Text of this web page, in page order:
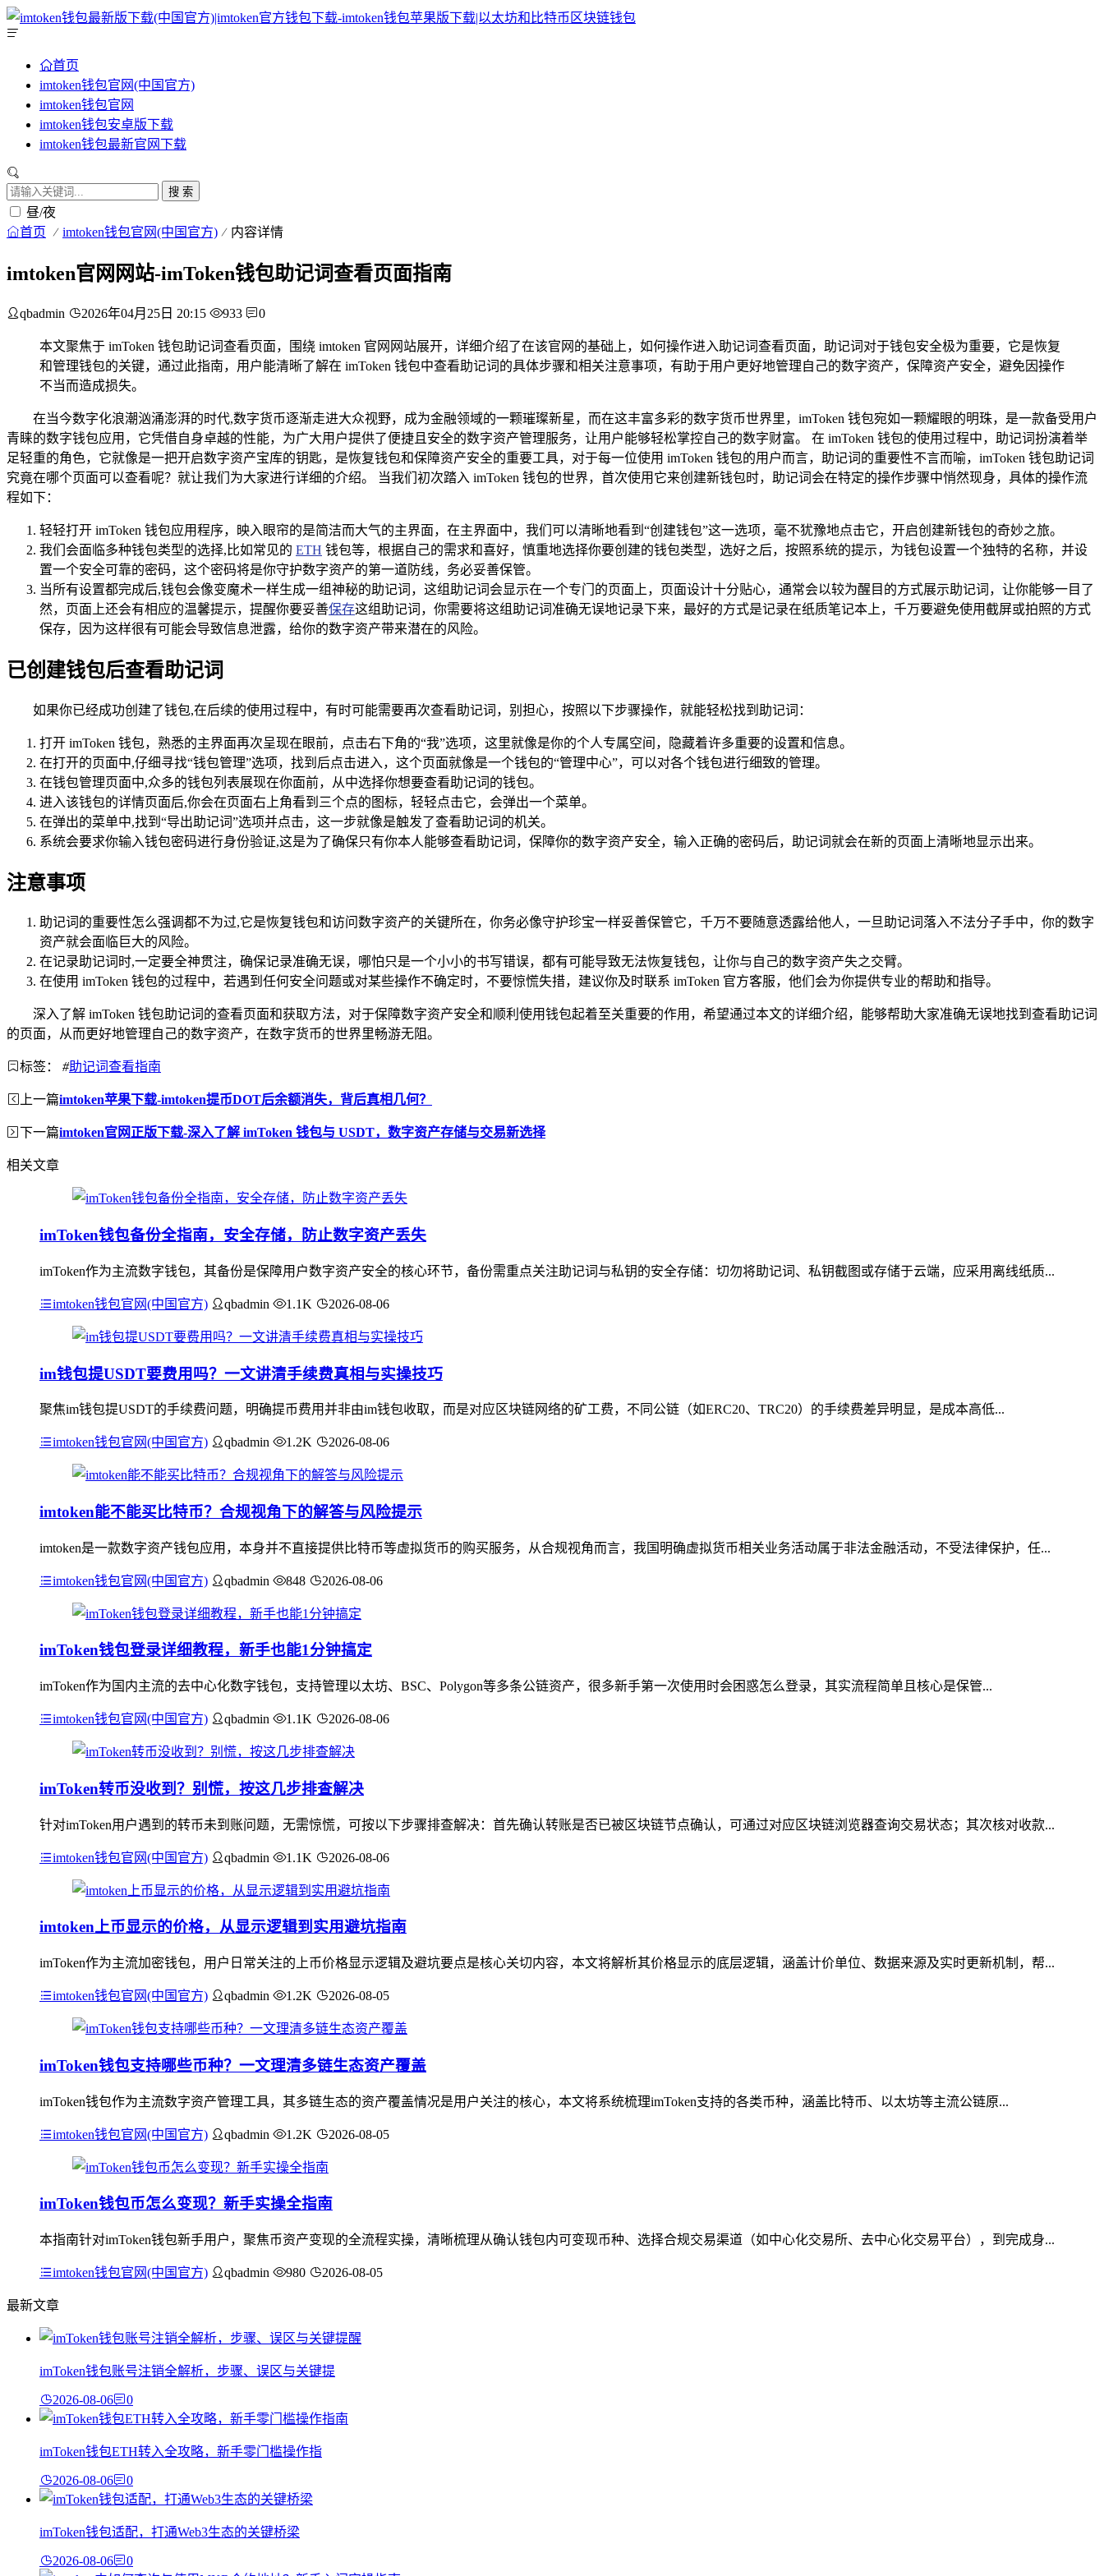
首页
imtoken钱包官网(中国官方)
imtoken钱包官网
imtoken钱包安卓版下载
imtoken钱包最新官网下载
搜 索
昼/夜
首页 imtoken钱包官网(中国官方) 内容详情
imtoken官网网站-imToken钱包助记词查看页面指南
qbadmin 2026年04月25日 20:15 933 0
本文聚焦于 imToken 钱包助记词查看页面，围绕 imtoken 官网网站展开，详细介绍了在该官网的基础上，如何操作进入助记词查看页面，助记词对于钱包安全极为重要，它是恢复
和管理钱包的关键，通过此指南，用户能清晰了解在 imToken 钱包中查看助记词的具体步骤和相关注意事项，有助于用户更好地管理自己的数字资产，保障资产安全，避免因操作
不当而造成损失。
在当今数字化浪潮汹涌澎湃的时代,数字货币逐渐走进大众视野，成为金融领域的一颗璀璨新星，而在这丰富多彩的数字货币世界里，imToken 钱包宛如一颗耀眼的明珠，是一款备受用户
青睐的数字钱包应用，它凭借自身卓越的性能，为广大用户提供了便捷且安全的数字资产管理服务，让用户能够轻松掌控自己的数字财富。 在 imToken 钱包的使用过程中，助记词扮演着举
足轻重的角色，它就像是一把开启数字资产宝库的钥匙，是恢复钱包和保障资产安全的重要工具，对于每一位使用 imToken 钱包的用户而言，助记词的重要性不言而喻，imToken 钱包助记词
究竟在哪个页面可以查看呢？就让我们为大家进行详细的介绍。 当我们初次踏入 imToken 钱包的世界，首次使用它来创建新钱包时，助记词会在特定的操作步骤中悄然现身，具体的操作流
程如下：
轻轻打开 imToken 钱包应用程序，映入眼帘的是简洁而大气的主界面，在主界面中，我们可以清晰地看到“创建钱包”这一选项，毫不犹豫地点击它，开启创建新钱包的奇妙之旅。
我们会面临多种钱包类型的选择,比如常见的 ETH 钱包等，根据自己的需求和喜好，慎重地选择你要创建的钱包类型，选好之后，按照系统的提示，为钱包设置一个独特的名称，并设
置一个安全可靠的密码，这个密码将是你守护数字资产的第一道防线，务必妥善保管。
当所有设置都完成后,钱包会像变魔术一样生成一组神秘的助记词，这组助记词会显示在一个专门的页面上，页面设计十分贴心，通常会以较为醒目的方式展示助记词，让你能够一目了
然，页面上还会有相应的温馨提示，提醒你要妥善保存这组助记词，你需要将这组助记词准确无误地记录下来，最好的方式是记录在纸质笔记本上，千万要避免使用截屏或拍照的方式
保存，因为这样很有可能会导致信息泄露，给你的数字资产带来潜在的风险。
已创建钱包后查看助记词
如果你已经成功创建了钱包,在后续的使用过程中，有时可能需要再次查看助记词，别担心，按照以下步骤操作，就能轻松找到助记词：
打开 imToken 钱包，熟悉的主界面再次呈现在眼前，点击右下角的“我”选项，这里就像是你的个人专属空间，隐藏着许多重要的设置和信息。
在打开的页面中,仔细寻找“钱包管理”选项，找到后点击进入，这个页面就像是一个钱包的“管理中心”，可以对各个钱包进行细致的管理。
在钱包管理页面中,众多的钱包列表展现在你面前，从中选择你想要查看助记词的钱包。
进入该钱包的详情页面后,你会在页面右上角看到三个点的图标，轻轻点击它，会弹出一个菜单。
在弹出的菜单中,找到“导出助记词”选项并点击，这一步就像是触发了查看助记词的机关。
系统会要求你输入钱包密码进行身份验证,这是为了确保只有你本人能够查看助记词，保障你的数字资产安全，输入正确的密码后，助记词就会在新的页面上清晰地显示出来。
注意事项
助记词的重要性怎么强调都不为过,它是恢复钱包和访问数字资产的关键所在，你务必像守护珍宝一样妥善保管它，千万不要随意透露给他人，一旦助记词落入不法分子手中，你的数字
资产就会面临巨大的风险。
在记录助记词时,一定要全神贯注，确保记录准确无误，哪怕只是一个小小的书写错误，都有可能导致无法恢复钱包，让你与自己的数字资产失之交臂。
在使用 imToken 钱包的过程中，若遇到任何安全问题或对某些操作不确定时，不要惊慌失措，建议你及时联系 imToken 官方客服，他们会为你提供专业的帮助和指导。
深入了解 imToken 钱包助记词的查看页面和获取方法，对于保障数字资产安全和顺利使用钱包起着至关重要的作用，希望通过本文的详细介绍，能够帮助大家准确无误地找到查看助记词
的页面，从而更好地管理自己的数字资产，在数字货币的世界里畅游无阻。
标签： #助记词查看指南
上一篇imtoken苹果下载-imtoken提币DOT后余额消失，背后真相几何？
下一篇imtoken官网正版下载-深入了解 imToken 钱包与 USDT，数字资产存储与交易新选择
相关文章
imToken钱包备份全指南，安全存储，防止数字资产丢失
imToken作为主流数字钱包，其备份是保障用户数字资产安全的核心环节，备份需重点关注助记词与私钥的安全存储：切勿将助记词、私钥截图或存储于云端，应采用离线纸质...
imtoken钱包官网(中国官方) qbadmin 1.1K 2026-08-06
im钱包提USDT要费用吗？一文讲清手续费真相与实操技巧
聚焦im钱包提USDT的手续费问题，明确提币费用并非由im钱包收取，而是对应区块链网络的矿工费，不同公链（如ERC20、TRC20）的手续费差异明显，是成本高低...
imtoken钱包官网(中国官方) qbadmin 1.2K 2026-08-06
imtoken能不能买比特币？合规视角下的解答与风险提示
imtoken是一款数字资产钱包应用，本身并不直接提供比特币等虚拟货币的购买服务，从合规视角而言，我国明确虚拟货币相关业务活动属于非法金融活动，不受法律保护，任...
imtoken钱包官网(中国官方) qbadmin 848 2026-08-06
imToken钱包登录详细教程，新手也能1分钟搞定
imToken作为国内主流的去中心化数字钱包，支持管理以太坊、BSC、Polygon等多条公链资产，很多新手第一次使用时会困惑怎么登录，其实流程简单且核心是保管...
imtoken钱包官网(中国官方) qbadmin 1.1K 2026-08-06
imToken转币没收到？别慌，按这几步排查解决
针对imToken用户遇到的转币未到账问题，无需惊慌，可按以下步骤排查解决：首先确认转账是否已被区块链节点确认，可通过对应区块链浏览器查询交易状态；其次核对收款...
imtoken钱包官网(中国官方) qbadmin 1.1K 2026-08-06
imtoken上币显示的价格，从显示逻辑到实用避坑指南
imToken作为主流加密钱包，用户日常关注的上币价格显示逻辑及避坑要点是核心关切内容，本文将解析其价格显示的底层逻辑，涵盖计价单位、数据来源及实时更新机制，帮...
imtoken钱包官网(中国官方) qbadmin 1.2K 2026-08-05
imToken钱包支持哪些币种？一文理清多链生态资产覆盖
imToken钱包作为主流数字资产管理工具，其多链生态的资产覆盖情况是用户关注的核心，本文将系统梳理imToken支持的各类币种，涵盖比特币、以太坊等主流公链原...
imtoken钱包官网(中国官方) qbadmin 1.2K 2026-08-05
imToken钱包币怎么变现？新手实操全指南
本指南针对imToken钱包新手用户，聚焦币资产变现的全流程实操，清晰梳理从确认钱包内可变现币种、选择合规交易渠道（如中心化交易所、去中心化交易平台），到完成身...
imtoken钱包官网(中国官方) qbadmin 980 2026-08-05
最新文章
imToken钱包账号注销全解析，步骤、误区与关键提
2026-08-06 0
imToken钱包ETH转入全攻略，新手零门槛操作指
2026-08-06 0
imToken钱包适配，打通Web3生态的关键桥梁
2026-08-06 0